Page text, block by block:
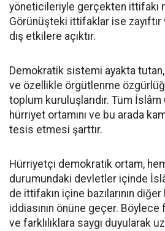
yöneticileriyle gerçekten ittifakı
Görünüşteki ittifaklar ise zayıftır
dış etkilere açıktır.
Demokratik sistemi ayakta
ve özellikle örgütlenme
toplum kuruluşlarıdır. Tüm
hürriyet ortamını ve bu arada
tesis etmesi şarttır.
Hürriyetçi demokratik ortam,
durumundaki devletler içinde
de ittifakın içine bazılarının
iddiasının önüne geçer. Böylece
ve farklılıklara saygı duyularak